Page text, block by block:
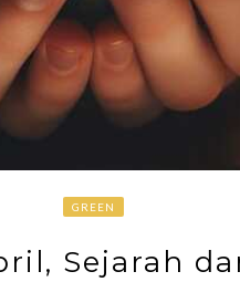
GREEN
Sejarah